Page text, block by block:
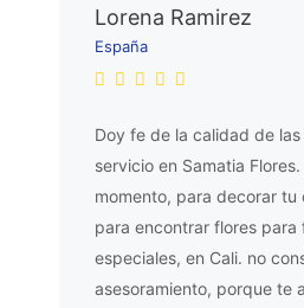
Lorena Ramirez
España
Doy fe de la calidad de
servicio en Samatia
momento, para decorar tu
para encontrar flores para
especiales, en Cali. no
asesoramiento, porque te